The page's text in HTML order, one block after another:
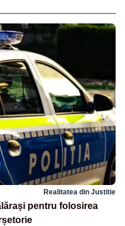
Realitatea din Justitie
pentru folosirea